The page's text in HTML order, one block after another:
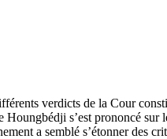
verdicts de la Cour
s’est prononcé
a semblé s’étonner des